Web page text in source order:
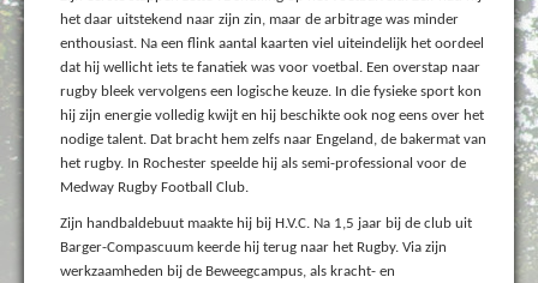
het daar uitstekend naar zijn zin, maar de arbitrage was minder
enthousiast. Na een flink aantal kaarten viel uiteindelijk het oordeel
dat hij wellicht iets te fanatiek was voor voetbal. Een overstap naar
rugby bleek vervolgens een logische keuze. In die fysieke sport kon
hij zijn energie volledig kwijt en hij beschikte ook nog eens over het
nodige talent. Dat bracht hem zelfs naar Engeland, de bakermat van
het rugby. In Rochester speelde hij als semi-professional voor de
Medway Rugby Football Club.
Zijn handbaldebuut maakte hij bij H.V.C. Na 1,5 jaar bij de club uit
Barger-Compascuum keerde hij terug naar het Rugby. Via zijn
werkzaamheden bij de Beweegcampus, als kracht- en